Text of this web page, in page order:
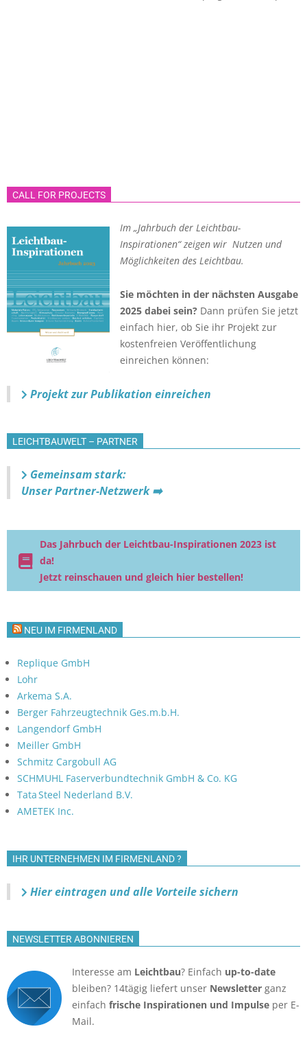
CALL FOR PROJECTS
Im „Jahrbuch der Leichtbau-
Inspirationen“ zeigen wir Nutzen und
Möglichkeiten des Leichtbau.
Sie möchten in der nächsten Ausgabe
2025 dabei sein? Dann prüfen Sie jetzt
einfach hier, ob Sie ihr Projekt zur
kostenfreien Veröffentlichung
einreichen können:
Projekt zur Publikation einreichen
LEICHTBAUWELT – PARTNER
Gemeinsam stark:
Unser Partner-Netzwerk ➡️
Das Jahrbuch der Leichtbau-Inspirationen 2023 ist
da!
Jetzt reinschauen und gleich hier bestellen!
NEU IM FIRMENLAND
Replique GmbH
Lohr
Arkema S.A.
Berger Fahrzeugtechnik Ges.m.b.H.
Langendorf GmbH
Meiller GmbH
Schmitz Cargobull AG
SCHMUHL Faserverbundtechnik GmbH & Co. KG
Tata Steel Nederland B.V.
AMETEK Inc.
IHR UNTERNEHMEN IM FIRMENLAND ?
Hier eintragen und alle Vorteile sichern
NEWSLETTER ABONNIEREN
Interesse am Leichtbau? Einfach up-to-date
bleiben? 14tägig liefert unser Newsletter ganz
einfach frische Inspirationen und Impulse per E-
Mail.